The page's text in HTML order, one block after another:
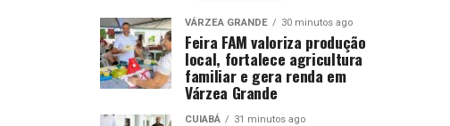
VÁRZEA GRANDE 30 minutos ago
Feira FAM valoriza produção
local, fortalece agricultura
familiar e gera renda em
Várzea Grande
CUIABÁ 31 minutos ago